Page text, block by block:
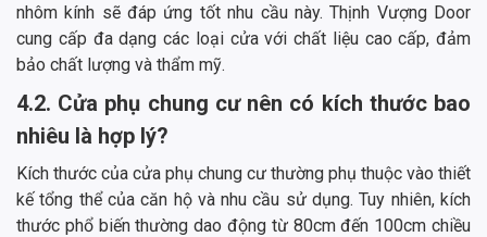
nhôm kính sẽ đáp ứng tốt nhu cầu này. Thịnh Vượng Door
cung cấp đa dạng các loại cửa với chất liệu cao cấp, đảm
bảo chất lượng và thẩm mỹ.
4.2. Cửa phụ chung cư nên có kích thước bao
nhiêu là hợp lý?
Kích thước của cửa phụ chung cư thường phụ thuộc vào thiết
kế tổng thể của căn hộ và nhu cầu sử dụng. Tuy nhiên, kích
thước phổ biến thường dao động từ 80cm đến 100cm chiều